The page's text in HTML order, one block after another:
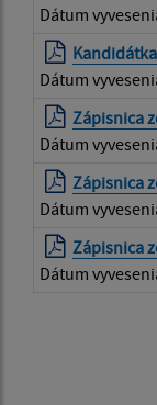
Dátum
Dátum
Zápisnica
Dátum
Zápisnica
Dátum
Zápisnica
Dátum